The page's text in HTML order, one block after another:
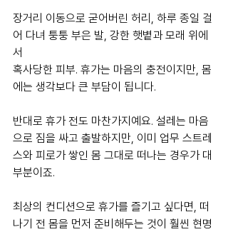
장거리 이동으로 굳어버린 허리, 하루 종일 걸
어 다녀 퉁퉁 부은 발, 강한 햇볕과 모래 위에
서
혹사당한 피부. 휴가는 마음의 충전이지만, 몸
에는 생각보다 큰 부담이 됩니다.
반대로 휴가 전도 마찬가지예요. 설레는 마음
으로 짐을 싸고 출발하지만, 이미 업무 스트레
스와 피로가 쌓인 몸 그대로 떠나는 경우가 대
부분이죠.
최상의 컨디션으로 휴가를 즐기고 싶다면, 떠
나기 전 몸을 먼저 준비해두는 것이 훨씬 현명